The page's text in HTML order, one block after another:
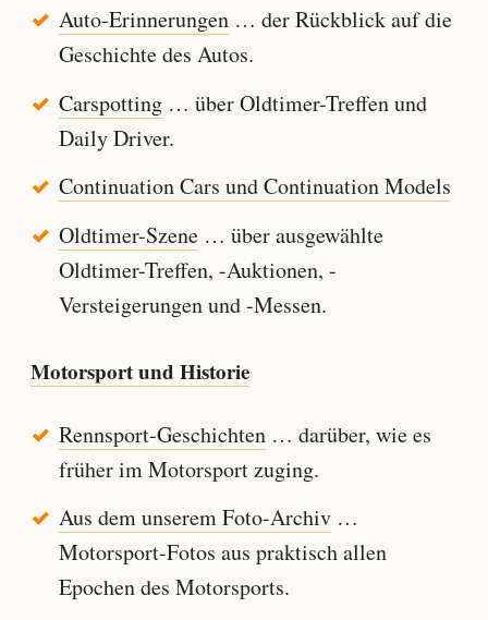
Auto-Erinnerungen… der Rückblick auf die
Geschichte des Autos.
Carspotting… über Oldtimer-Treffen und
Daily Driver.
Continuation Cars und Continuation Models
Oldtimer-Szene… über ausgewählte
Oldtimer-Treffen, -Auktionen, -
Versteigerungen und -Messen.
Motorsport und Historie
Rennsport-Geschichten… darüber, wie es
früher im Motorsport zuging.
Aus dem unserem Foto-Archiv…
Motorsport-Fotos aus praktisch allen
Epochen des Motorsports.